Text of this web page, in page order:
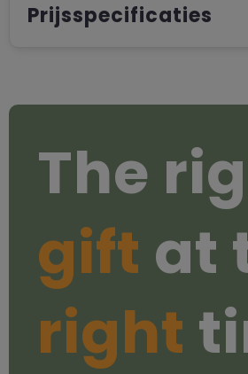
Prijsspecificaties
The
gift at
right